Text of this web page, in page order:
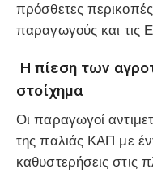
πρόσθετες
παραγωγούς και τις
Η πίεση των
στοίχημα
Οι παραγωγοί
της παλιάς ΚΑΠ με
καθυστερήσεις στις